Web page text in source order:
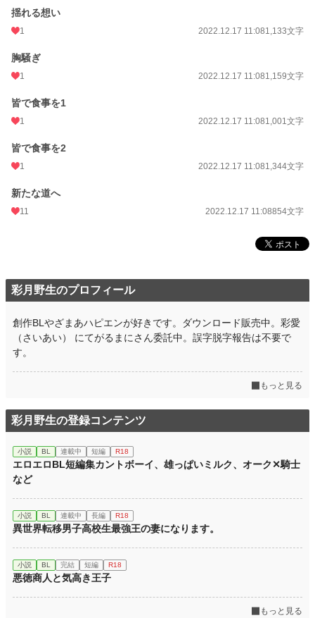
揺れる想い
1 2022.12.17 11:081,133文字
胸騒ぎ
1 2022.12.17 11:081,159文字
皆で食事を1
1 2022.12.17 11:081,001文字
皆で食事を2
1 2022.12.17 11:081,344文字
新たな道へ
11 2022.12.17 11:08854文字
彩月野生のプロフィール
創作BLやざまあハピエンが好きです。ダウンロード販売中。彩愛
（さいあい） にてがるまにさん委託中。誤字脱字報告は不要で
す。
もっと見る
彩月野生の登録コンテンツ
小説 BL 連載中 短編 R18
エロエロBL短編集カントボーイ、雄っぱいミルク、オーク✕騎士
など
小説 BL 連載中 長編 R18
異世界転移男子高校生最強王の妻になります。
小説 BL 完結 短編 R18
悪徳商人と気高き王子
もっと見る